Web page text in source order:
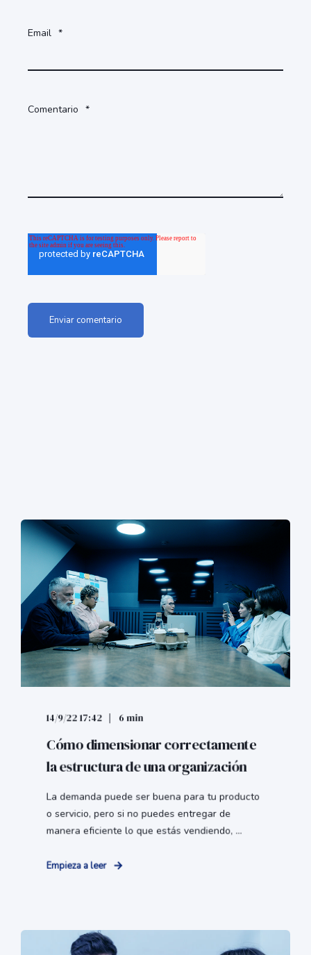
Email *
Comentario *
14/9/22 17:42 6 min
Cómo dimensionar correctamente
la estructura de una organización
La demanda puede ser buena para tu producto
o servicio, pero si no puedes entregar de
manera eficiente lo que estás vendiendo, ...
Empieza a leer